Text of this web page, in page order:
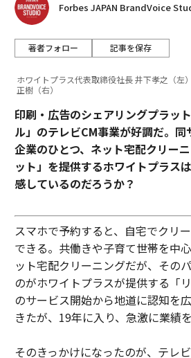
Forbes JAPAN BrandVoice
著者フォロー 記事を保存
ホワイトプラス代表取締役社長 井下孝之（左
正樹（右）
印刷・広告のシェアリングプラッ
ル」のテレビCM事業が好調だ。
企業のひとつ、ネット宅配クリー
ット」を提供するホワイトプラス
感しているのだろうか？
スマホで予約すると、自宅でクリ
できる。共働きや子育て世帯を中
ット宅配クリーニングだが、その
のがホワイトプラスが提供する「
のサービス開始から地道に認知を
きたが、19年に入り、急激に業績
そのきっかけになったのが、テレ